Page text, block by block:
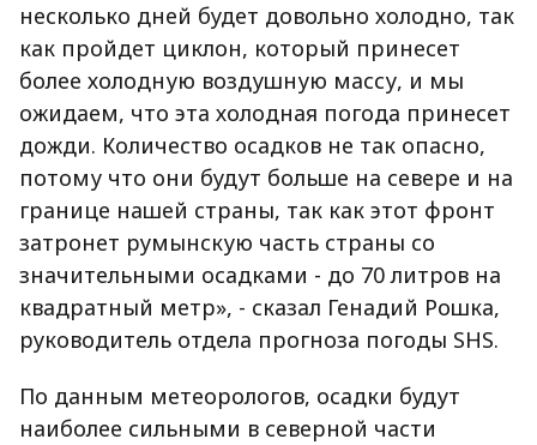
несколько дней будет довольно холодно, так
как пройдет циклон, который принесет
более холодную воздушную массу, и мы
ожидаем, что эта холодная погода принесет
дожди. Количество осадков не так опасно,
потому что они будут больше на севере и на
границе нашей страны, так как этот фронт
затронет румынскую часть страны со
значительными осадками - до 70 литров на
квадратный метр», - сказал Генадий Рошка,
руководитель отдела прогноза погоды SHS.
По данным метеорологов, осадки будут
наиболее сильными в северной части